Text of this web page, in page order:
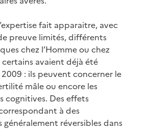
fait apparaitre, avec
preuve limités, différents
chez l’Homme ou chez
certains avaient déjà été
: ils peuvent concerner le
mâle ou encore les
cognitives. Des effets
à des
généralement réversibles dans